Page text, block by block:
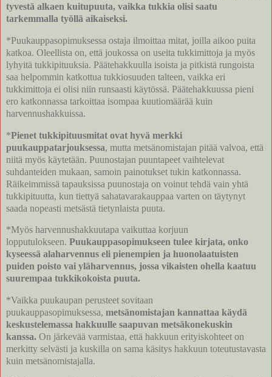
tyvestä alkaen kuitupuuta, vaikka tukkia olisi saatu
tarkemmalla työllä aikaiseksi.
*Puukauppasopimuksessa ostaja ilmoittaa mitat, joilla aikoo puita
katkoa. Oleellista on, että joukossa on useita tukkimittoja ja myös
lyhyitä tukkipituuksia. Päätehakkuulla isoista ja pitkistä rungoista
saa helpommin katkottua tukkiosuuden talteen, vaikka eri
tukkimittoja ei olisi niin runsaasti käytössä. Päätehakkuussa pieni
ero katkonnassa tarkoittaa isompaa kuutiomäärää kuin
harvennushakkuissa.
*Pienet tukkipituusmitat ovat hyvä merkki
puukauppatarjouksessa, mutta metsänomistajan pitää valvoa, että
niitä myös käytetään. Puunostajan puuntapeet vaihtelevat
suhdanteiden mukaan, samoin painotukset tukin katkonnassa.
Räikeimmissä tapauksissa puunostaja on voinut tehdä vain yhtä
tukkipituutta, kun tiettyä sahatavarakauppaa varten on täytynyt
saada nopeasti metsästä tietynlaista puuta.
*Myös harvennushakkuutapa vaikuttaa korjuun
lopputulokseen. Puukauppasopimukseen tulee kirjata, onko
kyseessä alaharvennus eli pienempien ja huonolaatuisten
puiden poisto vai yläharvennus, jossa vikaisten ohella kaatuu
suurempaa tukkikokoista puuta.
*Vaikka puukaupan perusteet sovitaan
puukauppasopimuksessa, metsänomistajan kannattaa käydä
keskustelemassa hakkuulle saapuvan metsäkonekuskin
kanssa. On järkevää varmistaa, että hakkuun erityiskohteet on
merkitty selvästi ja kuskilla on sama käsitys hakkuun toteutustavasta
kuin metsänomistajalla.